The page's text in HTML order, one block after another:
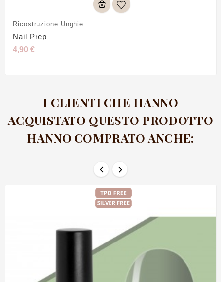
Ricostruzione Unghie
Nail Prep
4,90 €
I CLIENTI CHE HANNO
ACQUISTATO QUESTO PRODOTTO
HANNO COMPRATO ANCHE:
 